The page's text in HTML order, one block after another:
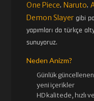
One Piece, Naruto,
Demon Slayer gibi
yapımları da türkçe
sunuyoruz.
Neden Anizm?
Günlük güncellenen
yeni içerikler
HD kalitede, hızlı